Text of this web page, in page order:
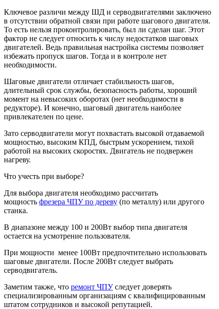
Ключевое различи между ШД и серводвигателями заключено
в отсутствии обратной связи при работе шагового двигателя.
То есть нельзя проконтролировать, был ли сделан шаг. Этот
фактор не следует относить к числу недостатков шаговых
двигателей. Ведь правильная настройка системы позволяет
избежать пропуск шагов. Тогда и в контроле нет
необходимости.
Шаговые двигатели отличает стабильность шагов,
длительный срок службы, безопасность работы, хороший
момент на невысоких оборотах (нет необходимости в
редукторе). И конечно, шаговый двигатель наиболее
привлекателен по цене.
Зато серводвигатели могут похвастать высокой отдаваемой
мощностью, высоким КПД, быстрым ускорением, тихой
работой на высоких скоростях. Двигатель не подвержен
нагреву.
Что учесть при выборе?
Для выбора двигателя необходимо рассчитать
мощность фрезера ЧПУ по дереву (по металлу) или другого
станка.
В диапазоне между 100 и 200Вт выбор типа двигателя
остается на усмотрение пользователя.
При мощности менее 100Вт предпочтительно использовать
шаговые двигатели. После 200Вт следует выбрать
серводвигатель.
Заметим также, что ремонт ЧПУследует доверять
специализированным организациям с квалифицированным
штатом сотрудников и высокой репутацией.